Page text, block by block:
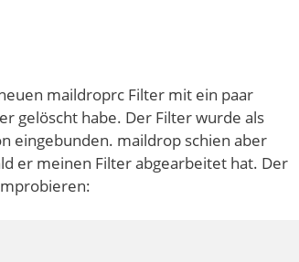
maildroprc Filter mit ein paar
gelöscht habe. Der Filter wurde als
eingebunden. maildrop schien aber
er meinen Filter abgearbeitet hat. Der